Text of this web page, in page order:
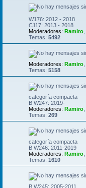
W176: 2012 - 2018
C117: 2013 - 2018
Moderadores: Ramiro
Temas: 5492
Moderadores: Ramiro
Temas: 5158
categoría compacta
B W247: 2019-
Moderadores: Ramiro
Temas: 269
categoría compacta
B W246: 2011-2019
Moderadores: Ramiro
Temas: 1610
B W245: 2005-2011